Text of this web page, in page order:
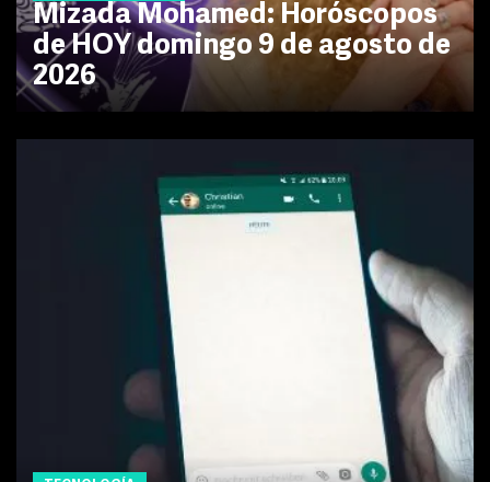
Mizada Mohamed: Horóscopos
de HOY domingo 9 de agosto de
2026